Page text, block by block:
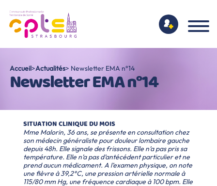
Accueil>Actualités> Newsletter EMA n°14
Newsletter EMA n°14
SITUATION CLINIQUE DU MOIS
Mme Malorin, 36 ans, se présente en consultation chez
son médecin généraliste pour douleur lombaire gauche
depuis 48h. Elle signale des frissons. Elle n’a pas pris sa
température. Elle n’a pas d’antécédent particulier et ne
prend aucun médicament. A l’examen physique, on note
une fièvre à 39,2°C, une pression artérielle normale à
115/80 mm Hg, une fréquence cardiaque à 100 bpm. Elle